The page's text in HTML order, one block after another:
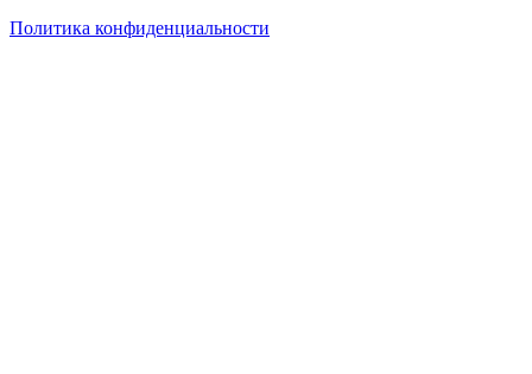
Политика конфиденциальности